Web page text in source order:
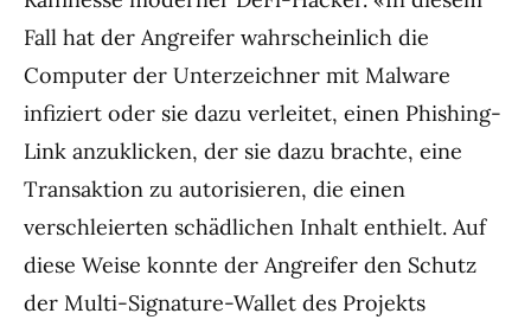
Fall hat der Angreifer wahrscheinlich die
Computer der Unterzeichner mit Malware
infiziert oder sie dazu verleitet, einen Phishing-
Link anzuklicken, der sie dazu brachte, eine
Transaktion zu autorisieren, die einen
verschleierten schädlichen Inhalt enthielt. Auf
diese Weise konnte der Angreifer den Schutz
der Multi-Signature-Wallet des Projekts